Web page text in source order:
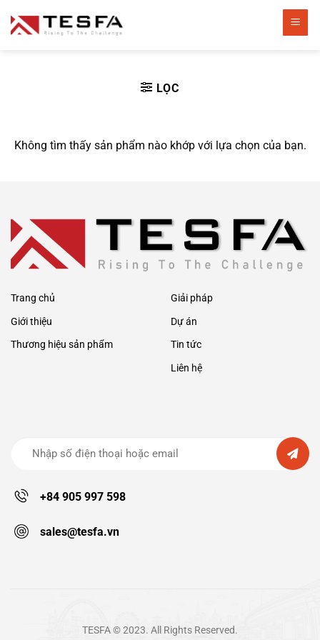
qua
LỌC
Không tìm thấy sản phẩm nào khớp với lựa chọn của bạn.
Trang chủ
Giới thiệu
Thương hiệu sản phẩm
Giải pháp
Dự án
Tin tức
Liên hệ
+84 905 997 598
sales@tesfa.vn
TESFA © 2023. All Rights Reserved.